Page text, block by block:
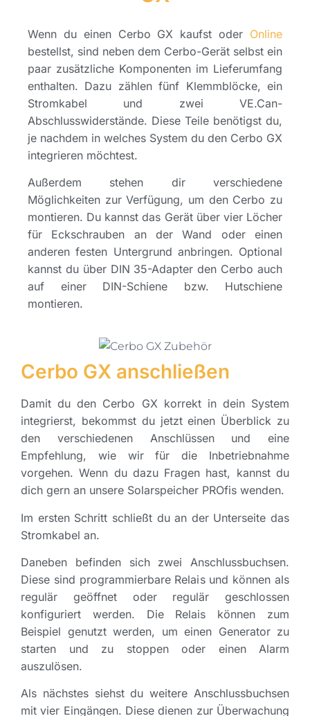
Wenn du einen Cerbo GX kaufst oder Online
bestellst, sind neben dem Cerbo-Gerät selbst ein
paar zusätzliche Komponenten im Lieferumfang
enthalten. Dazu zählen fünf Klemmblöcke, ein
Stromkabel und zwei VE.Can-
Abschlusswiderstände. Diese Teile benötigst du,
je nachdem in welches System du den Cerbo GX
integrieren möchtest.
Außerdem stehen dir verschiedene
Möglichkeiten zur Verfügung, um den Cerbo zu
montieren. Du kannst das Gerät über vier Löcher
für Eckschrauben an der Wand oder einen
anderen festen Untergrund anbringen. Optional
kannst du über DIN 35-Adapter den Cerbo auch
auf einer DIN-Schiene bzw. Hutschiene
montieren.
Cerbo GX anschließen
Damit du den Cerbo GX korrekt in dein System
integrierst, bekommst du jetzt einen Überblick zu
den verschiedenen Anschlüssen und eine
Empfehlung, wie wir für die Inbetriebnahme
vorgehen. Wenn du dazu Fragen hast, kannst du
dich gern an unsere Solarspeicher PROfis wenden.
Im ersten Schritt schließt du an der Unterseite das
Stromkabel an.
Daneben befinden sich zwei Anschlussbuchsen.
Diese sind programmierbare Relais und können als
regulär geöffnet oder regulär geschlossen
konfiguriert werden. Die Relais können zum
Beispiel genutzt werden, um einen Generator zu
starten und zu stoppen oder einen Alarm
auszulösen.
Als nächstes siehst du weitere Anschlussbuchsen
mit vier Eingängen. Diese dienen zur Überwachung